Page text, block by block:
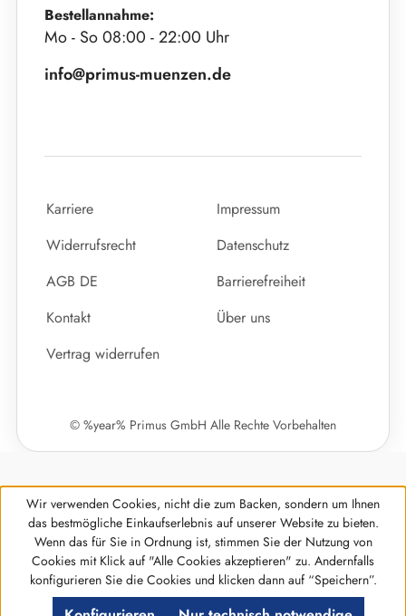
Bestellannahme:
Mo - So 08:00 - 22:00 Uhr
info@primus-muenzen.de
Karriere
Impressum
Widerrufsrecht
Datenschutz
AGB DE
Barrierefreiheit
Kontakt
Über uns
Vertrag widerrufen
© %year% Primus GmbH Alle Rechte Vorbehalten
Werkzeugleiste anzeigen
Wir verwenden Cookies, nicht die zum Backen, sondern um Ihnen
das bestmögliche Einkaufserlebnis auf unserer Website zu bieten.
Wenn das für Sie in Ordnung ist, stimmen Sie der Nutzung von
Cookies mit Klick auf "Alle Cookies akzeptieren" zu. Andernfalls
konfigurieren Sie die Cookies und klicken dann auf “Speichern”.